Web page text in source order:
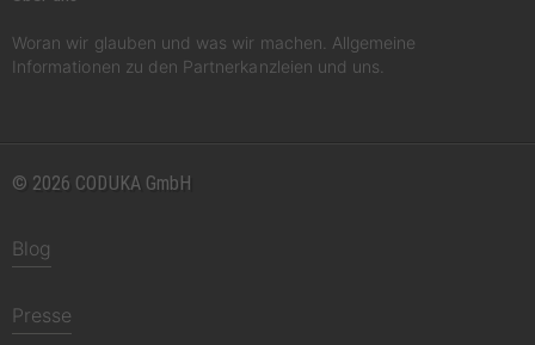
Woran wir glauben und was wir machen. Allgemeine
Informationen zu den Partnerkanzleien und uns.
© 2026 CODUKA GmbH
Blog
Presse